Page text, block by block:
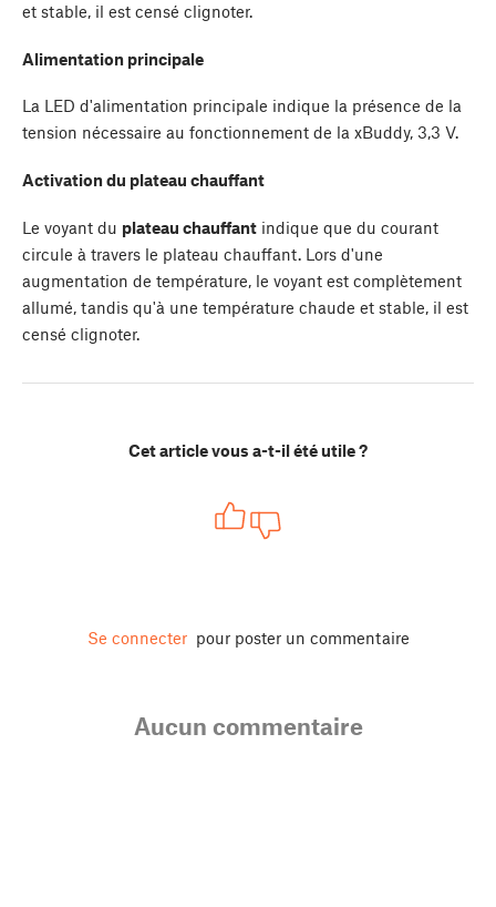
et stable, il est censé clignoter.
Alimentation principale
La LED d'alimentation principale indique la présence de la
tension nécessaire au fonctionnement de la xBuddy, 3,3 V.
Activation du plateau chauffant
Le voyant du plateau chauffant indique que du courant
circule à travers le plateau chauffant. Lors d'une
augmentation de température, le voyant est complètement
allumé, tandis qu'à une température chaude et stable, il est
censé clignoter.
Cet article vous a-t-il été utile ?
Se connecter pour poster un commentaire
Aucun commentaire